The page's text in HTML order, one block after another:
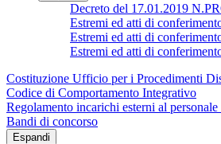
Decreto del 17.01.2019
Estremi ed atti di
Estremi ed atti di
Estremi ed atti di
Costituzione Ufficio per i Procedimenti
Codice di Comportamento Integrativo
Regolamento incarichi esterni al personale
Bandi di concorso
Espandi